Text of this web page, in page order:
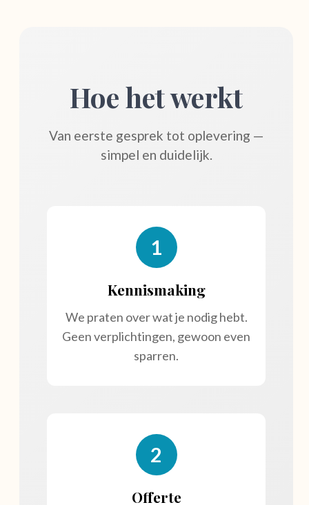
Hoe het werkt
Van eerste gesprek tot oplevering —
simpel en duidelijk.
1
Kennismaking
We praten over wat je nodig hebt.
Geen verplichtingen, gewoon even
sparren.
2
Offerte